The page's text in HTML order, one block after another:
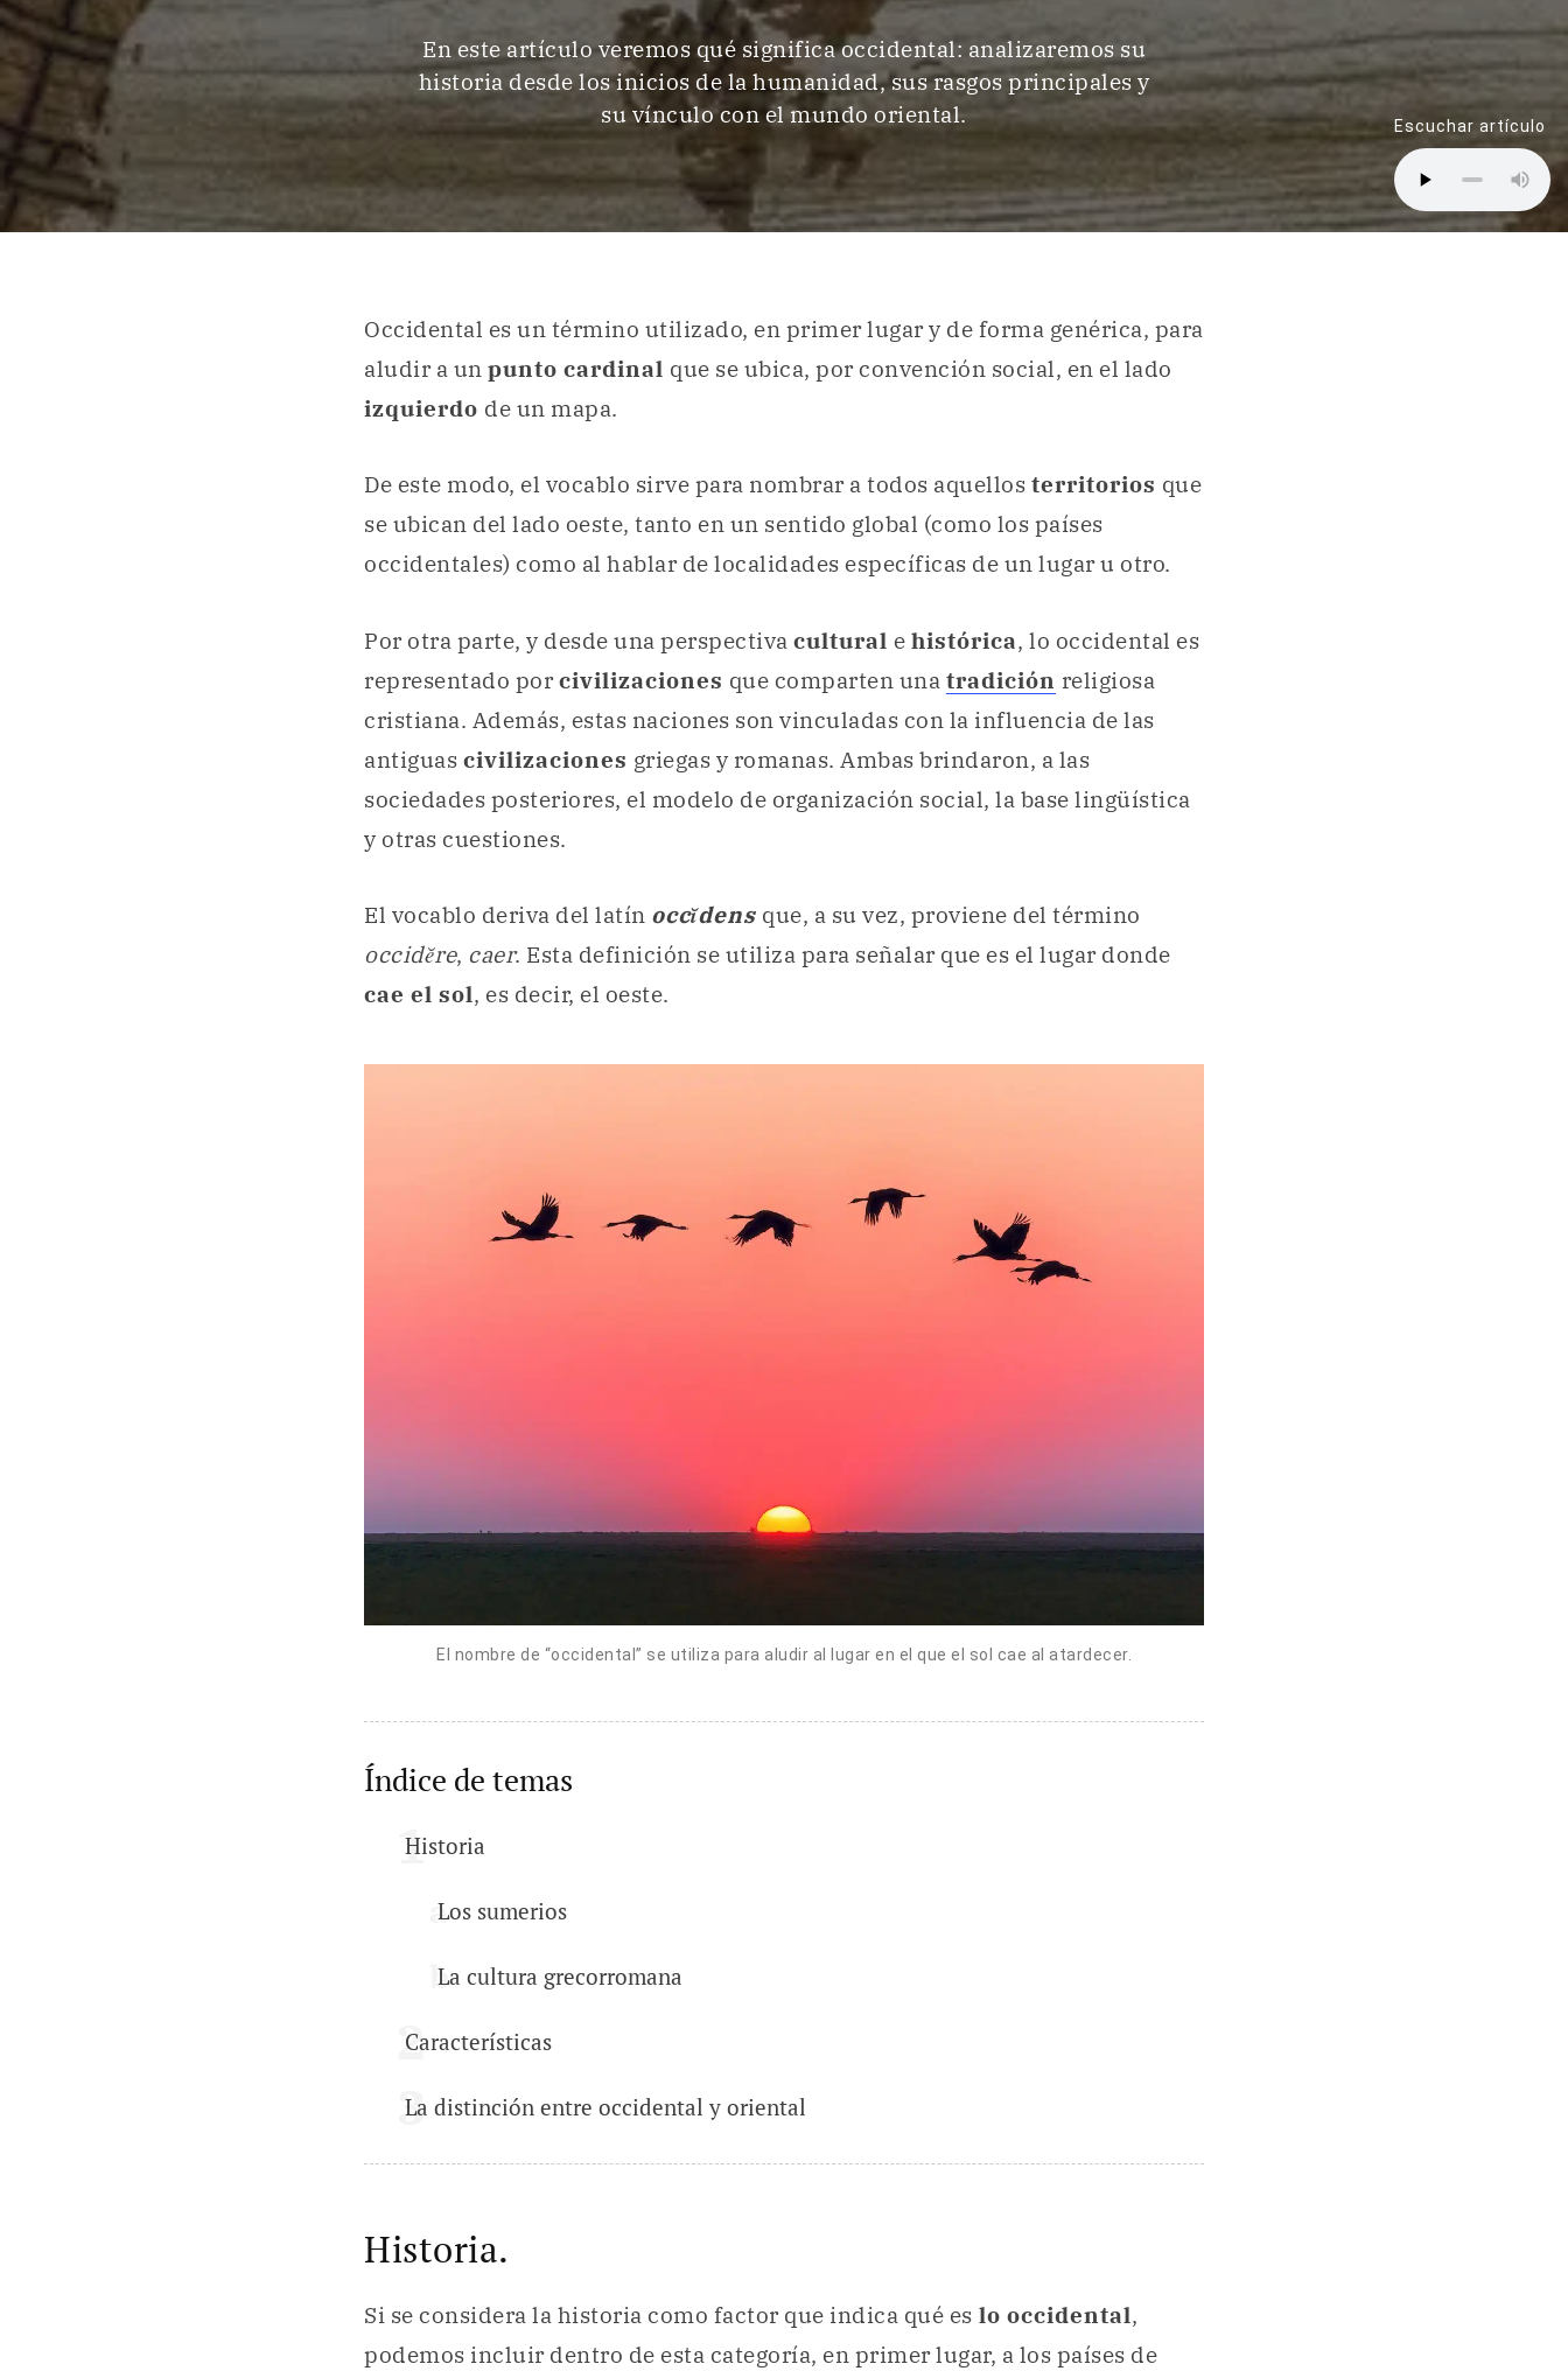
En este artículo veremos qué significa occidental: analizaremos su
historia desde los inicios de la humanidad, sus rasgos principales y
su vínculo con el mundo oriental.
Escuchar artículo
Occidental es un término utilizado, en primer lugar y de forma genérica, para
aludir a un punto cardinal que se ubica, por convención social, en el lado
izquierdo de un mapa.
De este modo, el vocablo sirve para nombrar a todos aquellos territorios que
se ubican del lado oeste, tanto en un sentido global (como los países
occidentales) como al hablar de localidades específicas de un lugar u otro.
Por otra parte, y desde una perspectiva cultural e histórica, lo occidental es
representado porcivilizaciones que comparten una tradición religiosa
cristiana. Además, estas naciones son vinculadas con la influencia de las
antiguas civilizaciones griegas y romanas. Ambas brindaron, a las
sociedades posteriores, el modelo de organización social, la base lingüística
y otras cuestiones.
El vocablo deriva del latín occĭdens que, a su vez, proviene del término
occidĕre, caer. Esta definición se utiliza para señalar que es el lugar donde
cae el sol, es decir, el oeste.
El nombre de “occidental” se utiliza para aludir al lugar en el que el sol cae al atardecer.
Índice de temas
Historia
Los sumerios
La cultura grecorromana
Características
La distinción entre occidental y oriental
Historia.
Si se considera la historia como factor que indica qué es lo occidental,
podemos incluir dentro de esta categoría, en primer lugar, a los países de